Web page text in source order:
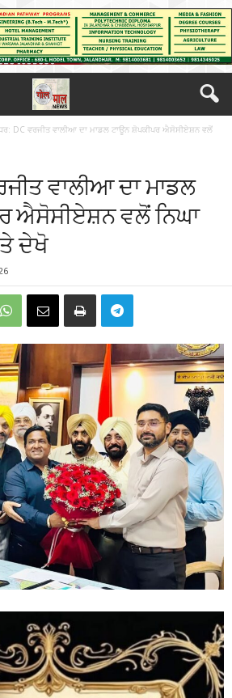
DC ਵਰਜੀਤ ਵਾਲੀਆ ਦਾ ਮਾਡਲ ਟਾਊਨ ਸ਼ੋਪਕੀਪਰ ਐਸੋਸੀਏਸ਼ਨ ਵਲੋਂ
ਵਾਲੀਆ ਦਾ ਮਾਡਲ
ਐਸੋਸੀਏਸ਼ਨ ਵਲੋਂ ਨਿਘਾ
ਦੇਖੋ